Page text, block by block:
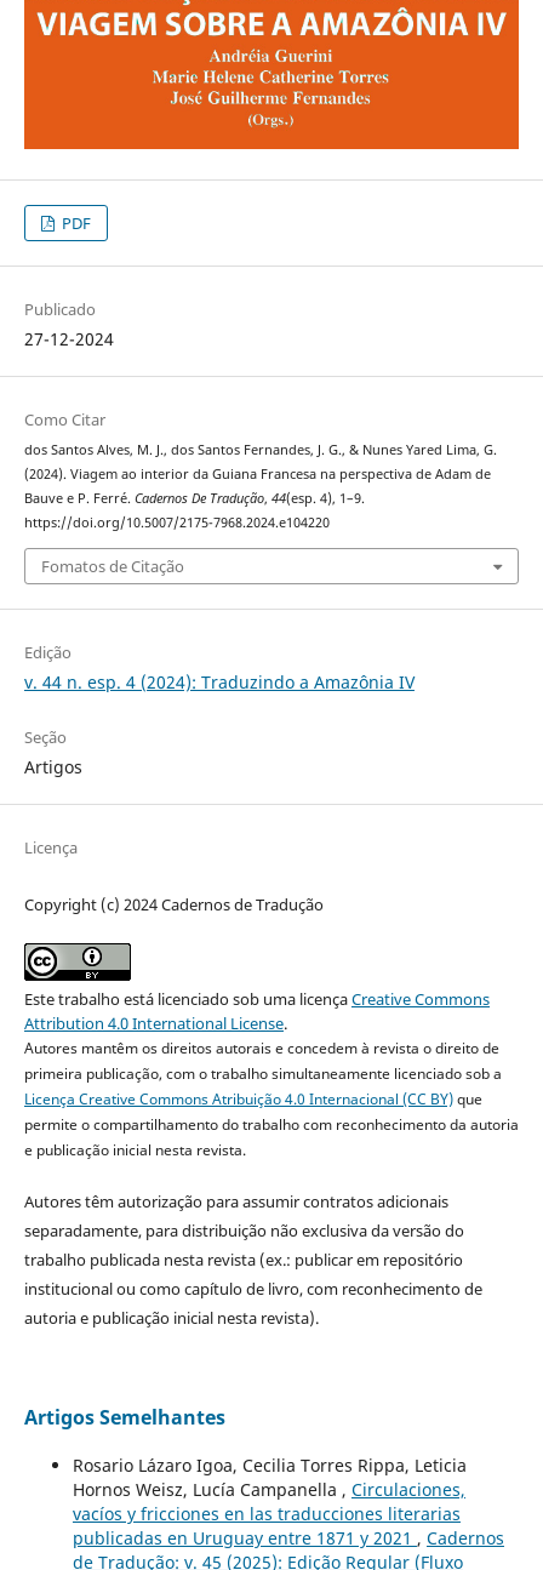
PDF
Publicado
27-12-2024
Como Citar
dos Santos Alves, M. J., dos Santos Fernandes, J. G., & Nunes Yared Lima, G.
(2024). Viagem ao interior da Guiana Francesa na perspectiva de Adam de
Bauve e P. Ferré. Cadernos De Tradução, 44(esp. 4), 1–9.
https://doi.org/10.5007/2175-7968.2024.e104220
Fomatos de Citação
Edição
v. 44 n. esp. 4 (2024): Traduzindo a Amazônia IV
Seção
Artigos
Licença
Copyright (c) 2024 Cadernos de Tradução
Este trabalho está licenciado sob uma licençaCreative Commons
Attribution 4.0 International License.
Autores mantêm os direitos autorais e concedem à revista o direito de
primeira publicação, com o trabalho simultaneamente licenciado sob a
Licença Creative Commons Atribuição 4.0 Internacional (CC BY)que
permite o compartilhamento do trabalho com reconhecimento da autoria
e publicação inicial nesta revista.
Autores têm autorização para assumir contratos adicionais
separadamente, para distribuição não exclusiva da versão do
trabalho publicada nesta revista (ex.: publicar em repositório
institucional ou como capítulo de livro, com reconhecimento de
autoria e publicação inicial nesta revista).
Artigos Semelhantes
Rosario Lázaro Igoa, Cecilia Torres Rippa, Leticia
Hornos Weisz, Lucía Campanella , Circulaciones,
vacíos y fricciones en las traducciones literarias
publicadas en Uruguay entre 1871 y 2021 , Cadernos
de Tradução: v. 45 (2025): Edição Regular (Fluxo